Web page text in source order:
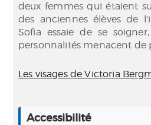
deux femmes qui étaient
des anciennes élèves de
Sofia essaie de se
personnalités menacent de
Les visages de Victoria
Accessibilité